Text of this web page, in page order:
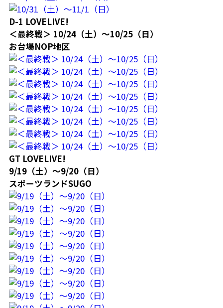
D-1 LOVELIVE!
＜最終戦＞ 10/24（土）～10/25（日）
お台場NOP地区
GT LOVELIVE!
9/19（土）～9/20（日）
スポーツランドSUGO